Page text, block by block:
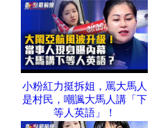
小粉紅力挺拆姐，罵大馬人
是村民，嘲諷大馬人講「下
等人英語」！